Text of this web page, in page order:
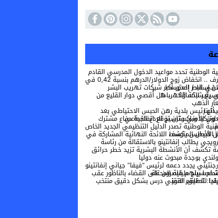
الوطنية تحدد مواعيد الدخول المدرسي القادم
شبكات تهريب البشر والمخدرات في البحر المتوسط
هل أُقصي دوار القليع من مشاريع توسيع شبكة الكهرباء؟
الذهب
بعد حريق غرب أثينا
توقع اتفاقية دفاع مشترك لتعزيز التعاون الأمني وترسيخ الردع الجماعي
النهائية المشاركة في ألعاب البحر الأبيض المتوسط
بوجدة مبحوث عنه دوليا
يجدد دعمه لرئيس “فيفا” جياني إنفانتينو
على القضاء بالناظور عقب محاولة اقتحام سياج مليلية المحتلة
بشكل دقيق منتخب جنوب إفريقيا لتحقيق الفوز